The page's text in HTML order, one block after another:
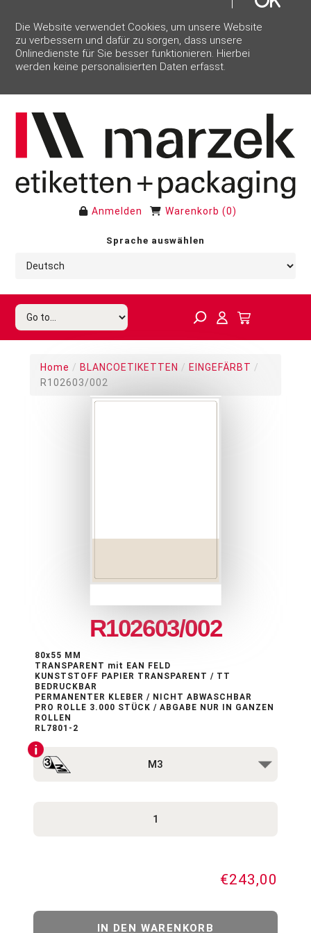
Die Website verwendet Cookies, um unsere Website
zu verbessern und dafür zu sorgen, dass unsere
Onlinedienste für Sie besser funktionieren. Hierbei
werden keine personalisierten Daten erfasst.
Anmelden Warenkorb (0)
Sprache auswählen
Home / BLANCOETIKETTEN / EINGEFÄRBT /
R102603/002
R102603/002
80x55 MM
TRANSPARENT mit EAN FELD
KUNSTSTOFF PAPIER TRANSPARENT / TT
BEDRUCKBAR
PERMANENTER KLEBER / NICHT ABWASCHBAR
PRO ROLLE 3.000 STÜCK / ABGABE NUR IN GANZEN
ROLLEN
RL7801-2
€243,00